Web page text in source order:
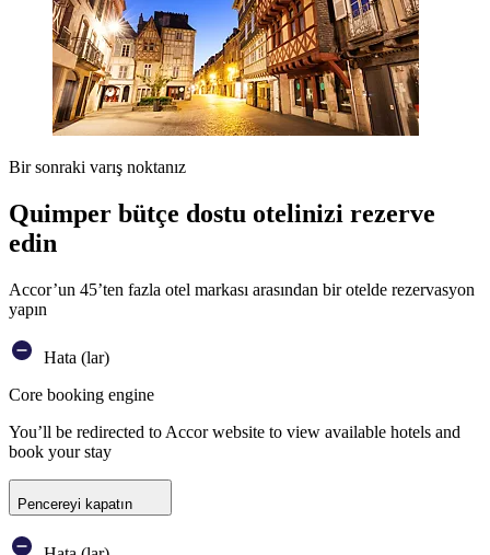
Bir sonraki varış noktanız
Quimper bütçe dostu otelinizi rezerve
edin
Accor’un 45’ten fazla otel markası arasından bir otelde rezervasyon
yapın
Hata (lar)
Core booking engine
You’ll be redirected to Accor website to view available hotels and
book your stay
Pencereyi kapatın